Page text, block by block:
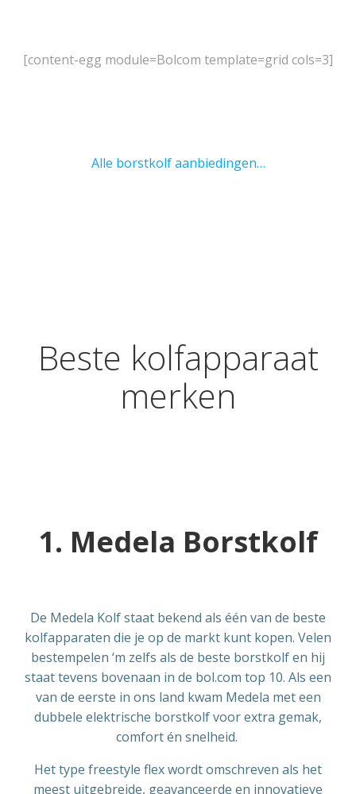
[content-egg module=Bolcom template=grid cols=3]
Alle borstkolf aanbiedingen…
Beste kolfapparaat
merken
1. Medela Borstkolf
De Medela Kolf staat bekend als één van de beste
kolfapparaten die je op de markt kunt kopen. Velen
bestempelen ‘m zelfs als de beste borstkolf en hij
staat tevens bovenaan in de bol.com top 10. Als een
van de eerste in ons land kwam Medela met een
dubbele elektrische borstkolf voor extra gemak,
comfort én snelheid.
Het type freestyle flex wordt omschreven als het
meest uitgebreide, geavanceerde en innovatieve